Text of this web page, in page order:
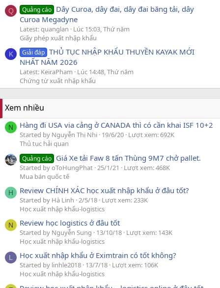
Q Quảng cáo Dây Curoa, dây đai, dây đai băng tải, dây
Curoa Megadyne
Latest: quanglan
Lúc 15:03, Thứ năm
Giấy phép xuất nhập khẩu
K Giải đáp THỦ TỤC NHẬP KHẨU THUYỀN KAYAK MỚI
NHẤT NĂM 2026
Latest: KeiraPham
Lúc 14:48, Thứ năm
Chứng từ xuất nhập khẩu
Xem nhiều
N Hàng đi USA via cảng ở CANADA thì có cần khai ISF 10+2
Started by Nguyễn Thị Nhi 19/6/20 Lượt xem: 692K
Thủ tục hải quan
Quảng cáo Giá Xe tải Faw 8 tấn Thùng 9M7 chở pallet.
Started by oToHungPhat 25/1/21
Lượt xem: 468K
Mua bán quốc tế
H Review CHÍNH XÁC học xuất nhập khẩu ở đâu tốt?
Started by Hà Linh 2/5/18 Lượt xem: 233K
Học xuất nhập khẩu-logistics
N Review học logistics ở đâu tốt
Started by Nguyễn Sung 13/10/18 Lượt xem: 143K
Học xuất nhập khẩu-logistics
L Học xuất nhập khẩu ở Eximtrain có tốt không?
Started by linhle2018 13/7/18 Lượt xem: 106K
Học xuất nhập khẩu-logistics